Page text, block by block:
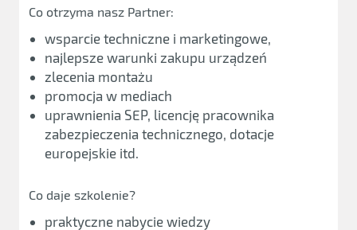
Co otrzyma nasz Partner:
wsparcie techniczne i marketingowe,
najlepsze warunki zakupu urządzeń
zlecenia montażu
promocja w mediach
uprawnienia SEP, licencję pracownika
zabezpieczenia technicznego, dotacje
europejskie itd.
Co daje szkolenie?
praktyczne nabycie wiedzy